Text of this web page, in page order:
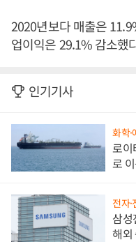
2020년보다 매출은
업이익은 29.1% 감소했
인기기사
화학·
로이
로
전자·
삼성
해외